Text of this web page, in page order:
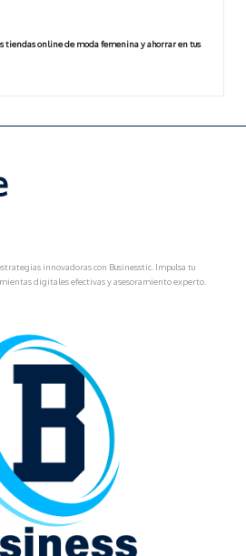
tiendas online de moda femenina y ahorrar en tus
innovadoras con Businesstic. Impulsa tu
digitales efectivas y asesoramiento experto.